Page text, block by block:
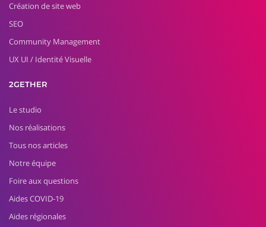
Création de site web
SEO
Community Management
UX UI / Identité Visuelle
2GETHER
Le studio
Nos réalisations
Tous nos articles
Notre équipe
Foire aux questions
Aides COVID-19
Aides régionales